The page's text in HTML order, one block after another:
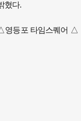
혔다.
영등포 타임스퀘어 △